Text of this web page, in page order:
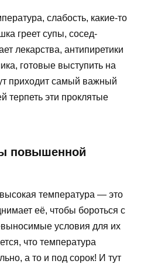
слабость, какие-то
греет супы, сосед-
лекарства, антипиретики
готовые выступить на
приходит самый важный
терпеть эти проклятые
повышенной
температура — это
её, чтобы бороться с
условия для их
что температура
а то и под сорок! И тут